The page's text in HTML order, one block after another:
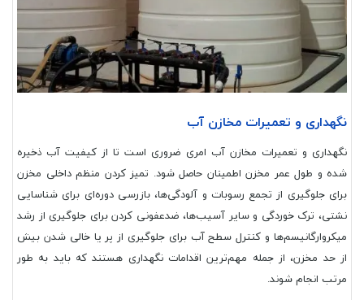
نگهداری و تعمیرات مخازن آب
نگهداری و تعمیرات مخازن آب امری ضروری است تا از کیفیت آب ذخیره
شده و طول عمر مخزن اطمینان حاصل شود. تمیز کردن منظم داخلی مخزن
برای جلوگیری از تجمع رسوبات و آلودگی‌ها، بازرسی دوره‌ای برای شناسایی
نشتی، ترک خوردگی و سایر آسیب‌ها، ضدعفونی کردن برای جلوگیری از رشد
میکروارگانیسم‌ها و کنترل سطح آب برای جلوگیری از پر یا خالی شدن بیش
از حد مخزن، از جمله مهم‌ترین اقدامات نگهداری هستند که باید به طور
مرتب انجام شوند.